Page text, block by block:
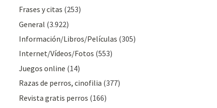
Frases y citas (253)
General (3.922)
Información/Libros/Películas (305)
Internet/Vídeos/Fotos (553)
Juegos online (14)
Razas de perros, cinofilia (377)
Revista gratis perros (166)